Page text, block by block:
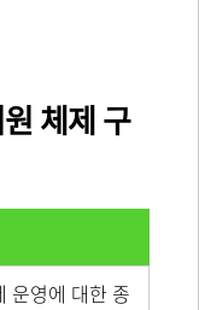
체제 구
운영에 대한 종